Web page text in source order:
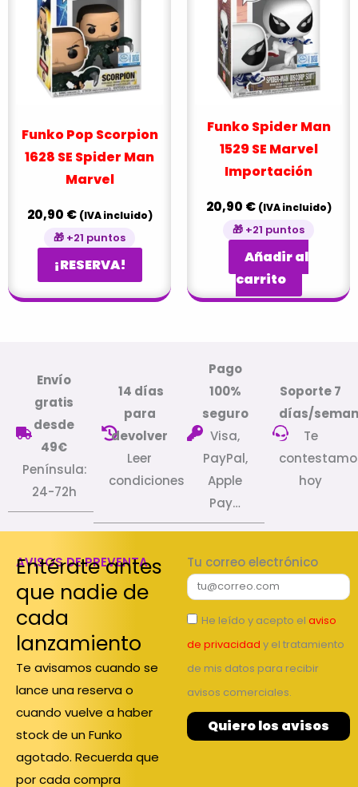
Funko Pop Scorpion
1628 SE Spider Man
Marvel
20,90 € (IVA incluido)
🎁 +21 puntos
¡RESERVA!
Funko Spider Man
1529 SE Marvel
Importación
20,90 € (IVA incluido)
🎁 +21 puntos
Añadir al
carrito
Envío
gratis
desde
49€
Península:
24-72h
14 días
para
devolver
Leer
condiciones
Pago
100%
seguro
Visa,
PayPal,
Apple
Pay…
Soporte 7
días/
Te
hoy
AVISOS DE PREVENTA
Entérate antes
que nadie de
cada
lanzamiento
Te avisamos cuando se
lance una reserva o
cuando vuelve a haber
stock de un Funko
agotado. Recuerda que
por cada compra
Tu correo electrónico
He leído y acepto el aviso
de privacidad y el tratamiento
de mis datos para recibir
avisos comerciales.
Quiero los avisos